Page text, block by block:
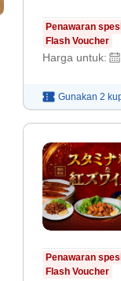
Penawaran
Flash Voucher
Harga untuk:
Gunakan 2
Penawaran
Flash Voucher